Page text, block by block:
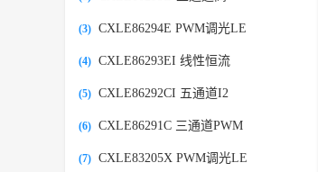
(3) CXLE86294E PWM调光LE
(4) CXLE86293EI 线性恒流
(5) CXLE86292CI 五通道I2
(6) CXLE86291C 三通道PWM
(7) CXLE83205X PWM调光LE